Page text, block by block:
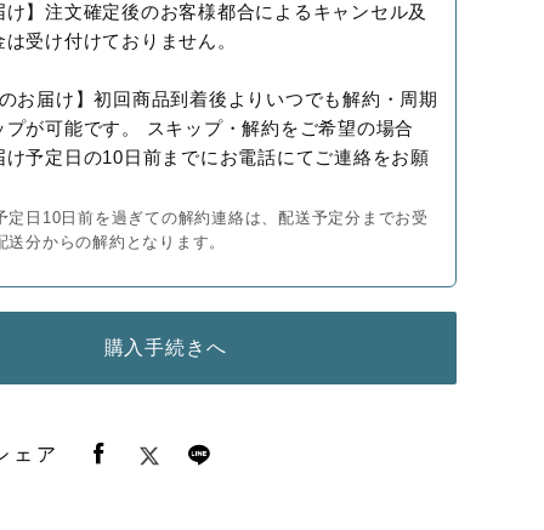
】 注文確定後のお客様都合によるキャンセル及
受け付けておりません。
お届け】初回商品到着後よりいつでも解約・周期
プが可能です。 スキップ・解約をご希望の場合
け予定日の10日前までにお電話にてご連絡をお願
日10日前を過ぎての解約連絡は、配送予定分までお受
送分からの解約となります。
購入手続きへ
ェア